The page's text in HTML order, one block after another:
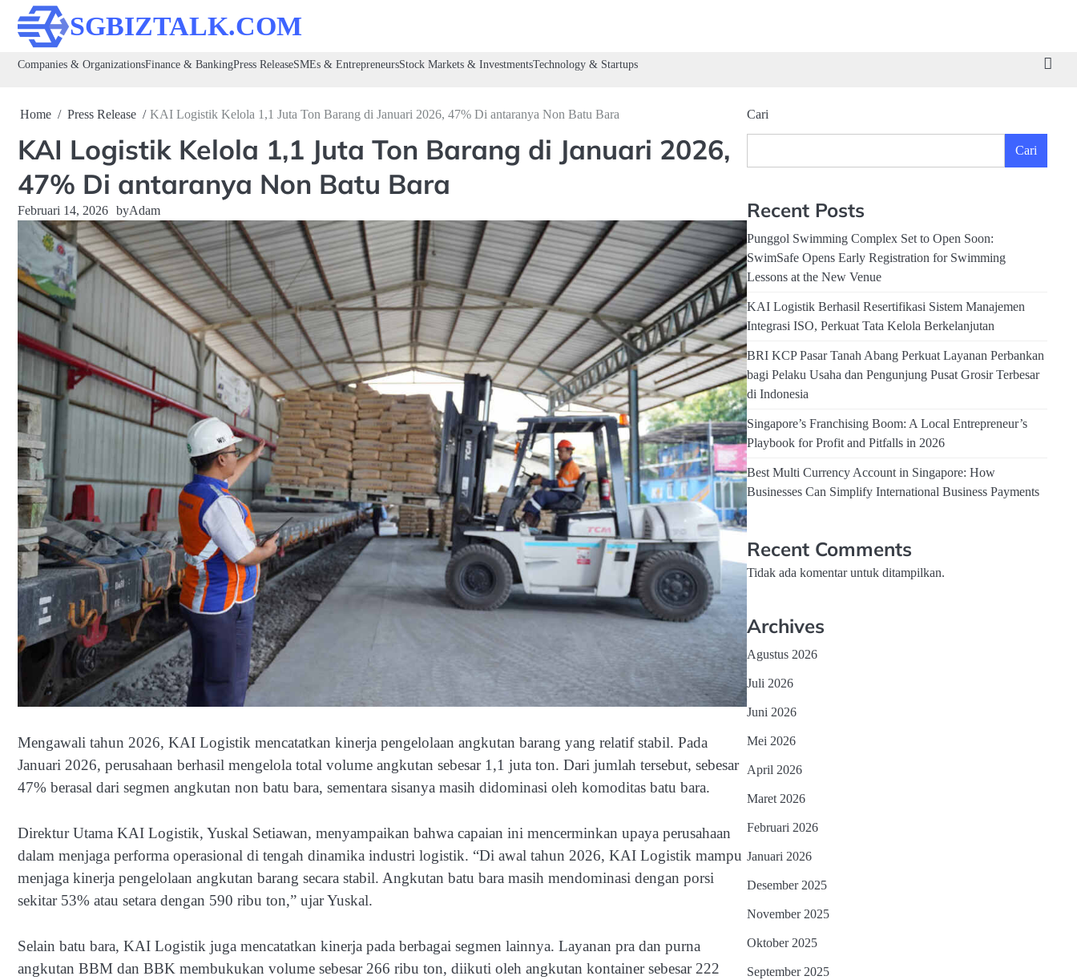
content
SGBIZTALK.COM
Companies & OrganizationsFinance & BankingPress ReleaseSMEs & EntrepreneursStock Markets & InvestmentsTechnology & Startups
Home Press Release KAI Logistik Kelola 1,1 Juta Ton Barang di Januari 2026, 47% Di antaranya Non Batu Bara
KAI Logistik Kelola 1,1 Juta Ton Barang di Januari 2026,
47% Di antaranya Non Batu Bara
Februari 14, 2026 byAdam
Mengawali tahun 2026, KAI Logistik mencatatkan kinerja pengelolaan angkutan barang yang relatif stabil. Pada
Januari 2026, perusahaan berhasil mengelola total volume angkutan sebesar 1,1 juta ton. Dari jumlah tersebut, sebesar
47% berasal dari segmen angkutan non batu bara, sementara sisanya masih didominasi oleh komoditas batu bara.
Direktur Utama KAI Logistik, Yuskal Setiawan, menyampaikan bahwa capaian ini mencerminkan upaya perusahaan
dalam menjaga performa operasional di tengah dinamika industri logistik. “Di awal tahun 2026, KAI Logistik mampu
menjaga kinerja pengelolaan angkutan barang secara stabil. Angkutan batu bara masih mendominasi dengan porsi
sekitar 53% atau setara dengan 590 ribu ton,” ujar Yuskal.
Selain batu bara, KAI Logistik juga mencatatkan kinerja pada berbagai segmen lainnya. Layanan pra dan purna
angkutan BBM dan BBK membukukan volume sebesar 266 ribu ton, diikuti oleh angkutan kontainer sebesar 222
Cari
Cari
Recent Posts
Punggol Swimming Complex Set to Open Soon:
SwimSafe Opens Early Registration for Swimming
Lessons at the New Venue
KAI Logistik Berhasil Resertifikasi Sistem Manajemen
Integrasi ISO, Perkuat Tata Kelola Berkelanjutan
BRI KCP Pasar Tanah Abang Perkuat Layanan Perbankan
bagi Pelaku Usaha dan Pengunjung Pusat Grosir Terbesar
di Indonesia
Singapore’s Franchising Boom: A Local Entrepreneur’s
Playbook for Profit and Pitfalls in 2026
Best Multi Currency Account in Singapore: How
Businesses Can Simplify International Business Payments
Recent Comments
Tidak ada komentar untuk ditampilkan.
Archives
Agustus 2026
Juli 2026
Juni 2026
Mei 2026
April 2026
Maret 2026
Februari 2026
Januari 2026
Desember 2025
November 2025
Oktober 2025
September 2025